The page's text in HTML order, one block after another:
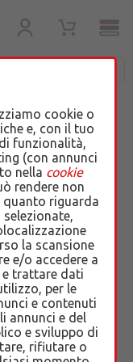
cookie o
e, con il tuo
funzionalità,
(con annunci
nella cookie
rendere non
quanto riguarda
la scansione
e/o accedere a
trattare dati
per le
e contenuti
annunci e del
e sviluppo di
rifiutare o
E
150 01/04